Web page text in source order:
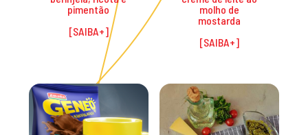
pimentão
molho de
mostarda